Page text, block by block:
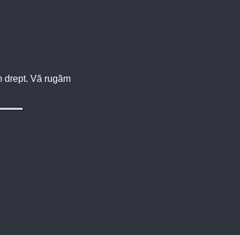
drept. Vă rugăm